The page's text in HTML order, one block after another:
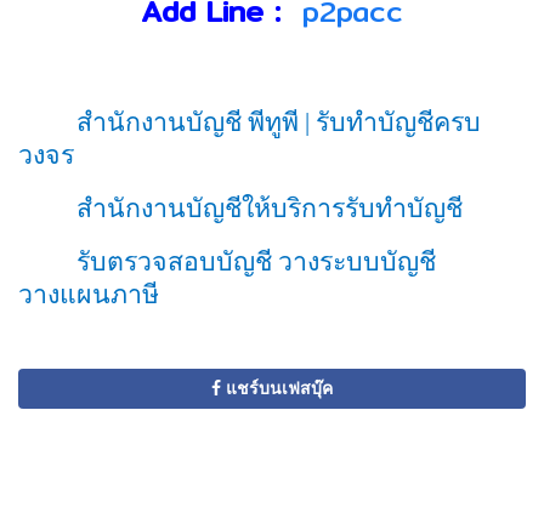
Add Line : p2pacc
สำนักงานบัญชี พีทูพี | รับทำบัญชีครบ
วงจร
สำนักงานบัญชีให้บริการรับทำบัญชี
รับตรวจสอบบัญชี วางระบบบัญชี
วางแผนภาษี
แชร์บนเฟสบุ๊ค